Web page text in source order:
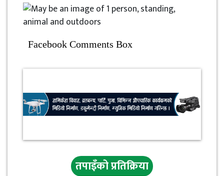
Facebook Comments Box
तपाइँको प्रतिक्रिया